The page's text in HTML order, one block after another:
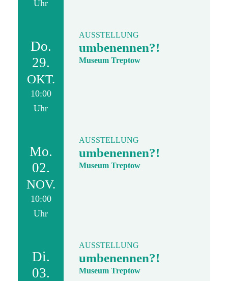
Uhr
Do.
29.
OKT.
10:00
Uhr
AUSSTELLUNG
umbenennen?!
Museum Treptow
Mo.
02.
NOV.
10:00
Uhr
AUSSTELLUNG
umbenennen?!
Museum Treptow
Di.
03.
AUSSTELLUNG
umbenennen?!
Museum Treptow